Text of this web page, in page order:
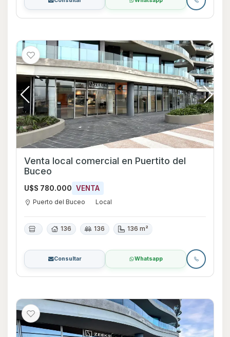
Venta local comercial en Puertito del
Buceo
U$S 780.000 VENTA
Puerto del Buceo Local
136 136 136 m²
Consultar Whatsapp